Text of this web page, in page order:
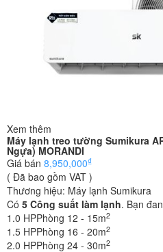
Xem thêm
Máy lạnh treo tường Sumikura
Ngựa) MORANDI
Giá bán 8,950,000₫
( Đã bao gồm VAT )
Thương hiệu: Máy lạnh Sumikura
Có 5 Công suất làm lạnh. Bạn
1.0 HPPhòng 12 - 15m2
1.5 HPPhòng 16 - 20m2
2.0 HPPhòng 24 - 30m2